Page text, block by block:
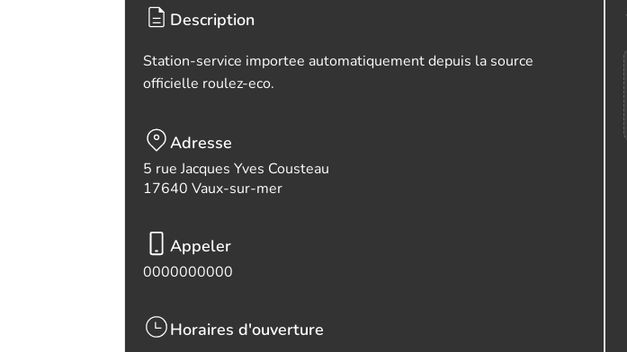
Description
Station-service importee automatiquement depuis la source
officielle roulez-eco.
Adresse
5 rue Jacques Yves Cousteau
17640 Vaux-sur-mer
Appeler
0000000000
Horaires d'ouverture